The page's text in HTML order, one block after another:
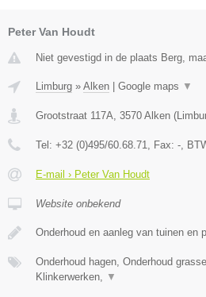
Peter Van Houdt
Niet gevestigd in de plaats Berg,
Limburg » Alken Google maps ▼
Grootstraat 117A, 3570 Alken (
Tel: +32 (0)495/60.68.71, Fax: -,
E-mail › Peter Van Houdt
Website onbekend
Onderhoud en aanleg van tuinen en
Onderhoud hagen, Onderhoud
Klinkerwerken, ▼